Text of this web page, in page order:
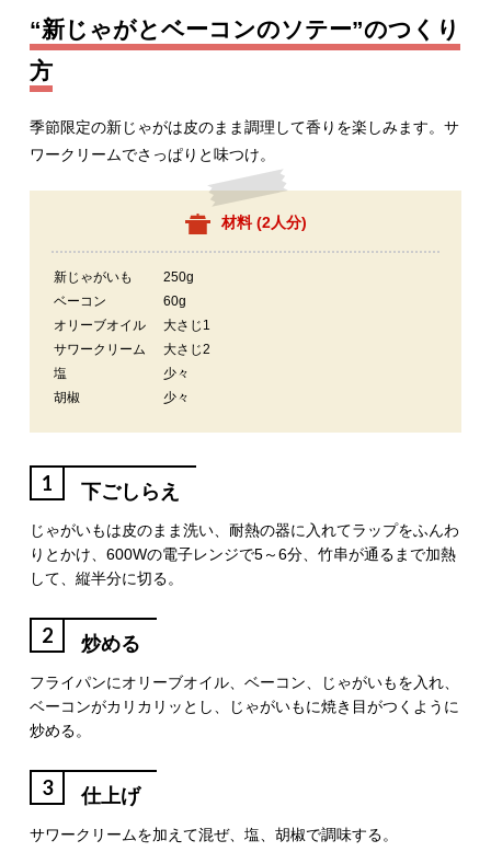
“新じゃがとベーコンのソテー”のつくり
方
季節限定の新じゃがは皮のまま調理して香りを楽しみます。サ
ワークリームでさっぱりと味つけ。
材料 (2人分)
新じゃがいも
250g
ベーコン
60g
オリーブオイル
大さじ1
サワークリーム
大さじ2
塩
少々
胡椒
少々
1 下ごしらえ
じゃがいもは皮のまま洗い、耐熱の器に入れてラップをふんわ
りとかけ、600Wの電子レンジで5～6分、竹串が通るまで加熱
して、縦半分に切る。
2 炒める
フライパンにオリーブオイル、ベーコン、じゃがいもを入れ、
ベーコンがカリカリッとし、じゃがいもに焼き目がつくように
炒める。
3 仕上げ
サワークリームを加えて混ぜ、塩、胡椒で調味する。